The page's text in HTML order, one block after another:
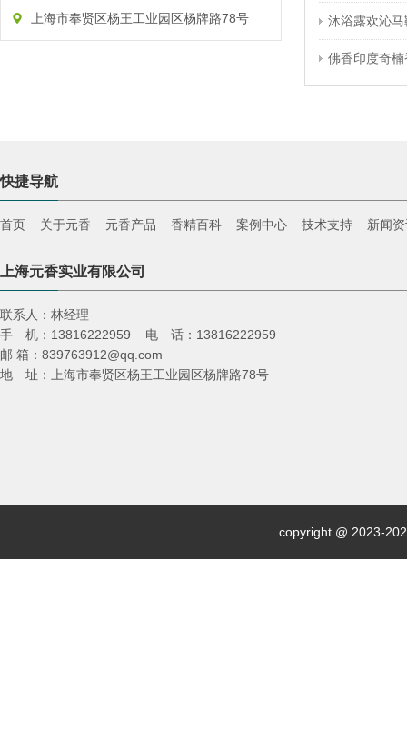
上海市奉贤区杨王工业园区杨牌路78号
沐浴露欢沁
佛香印度奇楠
快捷导航
首页 关于元香 元香产品 香精百科 案例中心 技术支持 新闻
上海元香实业有限公司
联系人：林经理
手 机：13816222959 电 话：13816222959
邮 箱：839763912@qq.com
地 址：上海市奉贤区杨王工业园区杨牌路78号
copyright @ 2023-